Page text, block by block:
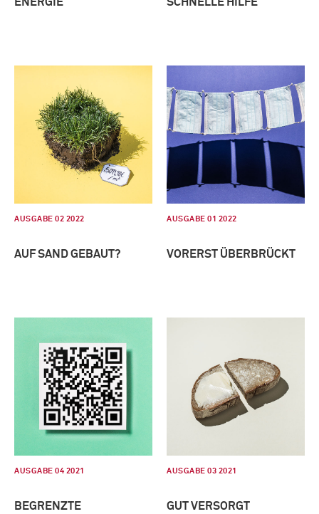
AUSGABE 02 2022
AUF SAND GEBAUT?
AUSGABE 01 2022
VORERST ÜBERBRÜCKT
AUSGABE 04 2021
BEGRENZTE
AUSGABE 03 2021
GUT VERSORGT